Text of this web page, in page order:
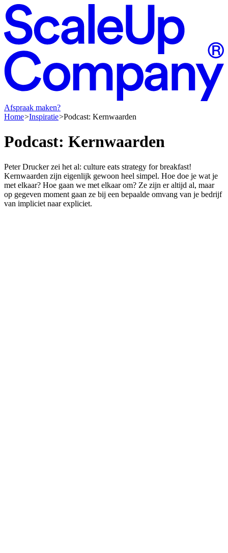
Afspraak maken?
Home Inspiratie Podcast: Kernwaarden
Podcast: Kernwaarden
Peter Drucker zei het al: culture eats strategy for breakfast!
Kernwaarden zijn eigenlijk gewoon heel simpel. Hoe doe je wat je
met elkaar? Hoe gaan we met elkaar om? Ze zijn er altijd al, maar
op gegeven moment gaan ze bij een bepaalde omvang van je bedrijf
van impliciet naar expliciet.